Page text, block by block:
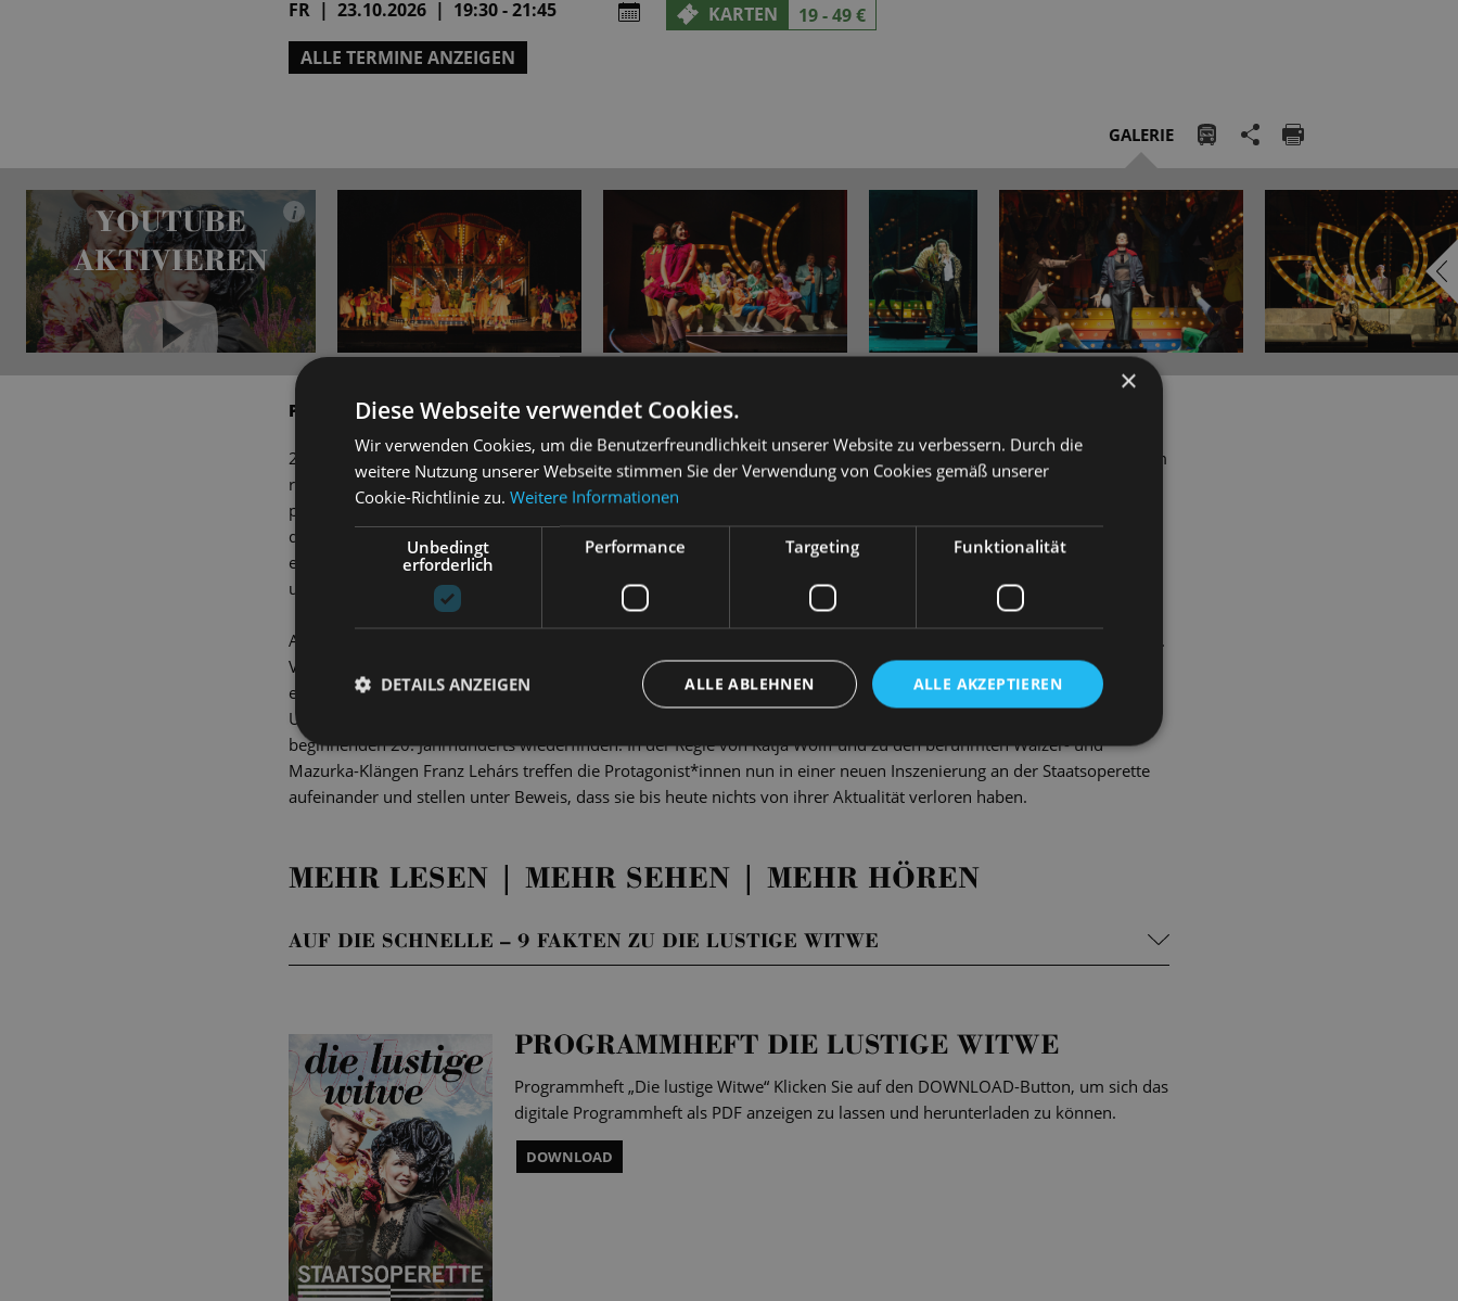
FR | 23.10.2026 | 19:30 - 21:45
KARTEN
19 - 49 €
ALLE TERMINE ANZEIGEN
GALERIE
YOUTUBE
AKTIVIEREN
i
Premiere am 7. März 2026
20 Millionen schwer ist diese Witwe – kein Wunder, dass sich die Pontevedrinerin Hanna Glawari vor Verehrern kaum
retten kann. Einziger Nachteil: Keiner der Anwärter scheint ein echtes Interesse an ihrer Person zu haben. Auch Zeta,
pontevedrinischer Gesandter in Paris, stellt hier keine Ausnahme dar. Auf seinen Schultern ruht die Verantwortung,
die Millionen der Glawari dem bankrotten Vaterland zu sichern. Zu dumm nur, dass er ausgerechnet Danilo, einen
ewig trunkenen Lebemann ohne jegliche vaterländische Ambition, damit beauftragt, die Witwe zu ehelichen. Und wie
ungünstig, dass Danilo gleich zu Beginn Hanna geschworen hat, ihr niemals seine Liebe zu gestehen …
Als Franz Lehár 1905 am Theater an der Wien seine Lustige Witwe vorlegte, kam dies einem Revolutionsschlag gleich.
Vergessen waren alle Stereotypen der bisherigen „goldenen“ Operettenzeit. Hier endlich standen moderne,
emanzipierte Figuren auf der Bühne! Sei es die finanziell unabhängige Frau oder der nervös-stolze Mann, unsicher im
Umgang mit der weiblichen Selbständigkeit – gerade in Hanna und Danilo konnte sich die Gesellschaft des
beginnenden 20. Jahrhunderts wiederfinden. In der Regie von Katja Wolff und zu den berühmten Walzer- und
Mazurka-Klängen Franz Lehárs treffen die Protagonist*innen nun in einer neuen Inszenierung an der Staatsoperette
aufeinander und stellen unter Beweis, dass sie bis heute nichts von ihrer Aktualität verloren haben.
MEHR LESEN | MEHR SEHEN | MEHR HÖREN
AUF DIE SCHNELLE – 9 FAKTEN ZU DIE LUSTIGE WITWE
PROGRAMMHEFT DIE LUSTIGE WITWE
Programmheft „Die lustige Witwe“ Klicken Sie auf den DOWNLOAD-Button, um sich das
digitale Programmheft als PDF anzeigen zu lassen und herunterladen zu können.
DOWNLOAD
×
Diese Webseite verwendet Cookies.
Wir verwenden Cookies, um die Benutzerfreundlichkeit unserer Website zu verbessern. Durch die
weitere Nutzung unserer Webseite stimmen Sie der Verwendung von Cookies gemäß unserer
Cookie-Richtlinie zu. Weitere Informationen
Unbedingt
erforderlich
Performance Targeting Funktionalität
ALLE AKZEPTIEREN
ALLE ABLEHNEN
DETAILS ANZEIGEN